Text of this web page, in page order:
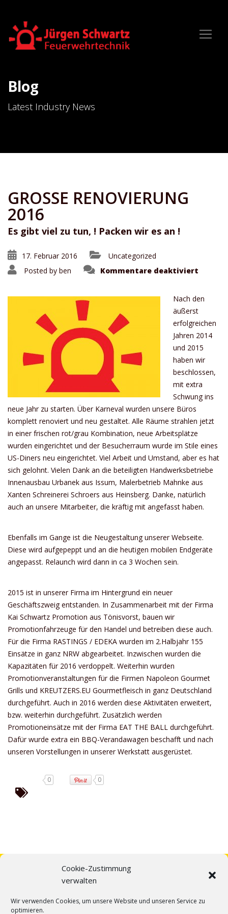
Cookie-Zustimmung
verwalten
Wir verwenden Cookies, um unsere Website und unseren Service zu
optimieren.
Blog
Latest Industry News
GROSSE RENOVIERUNG
2016
Es gibt viel zu tun, ! Packen wir es an !
17. Februar 2016
Uncategorized
Posted by ben Kommentare deaktiviert
Nach den
äußerst
erfolgreichen
Jahren 2014
und 2015
haben wir
beschlossen,
mit extra
Schwung ins
neue Jahr zu starten. Über Karneval wurden unsere Büros
komplett renoviert und neu gestaltet. Alle Räume strahlen jetzt
in einer frischen rot/grau Kombination, neue Arbeitsplätze
wurden eingerichtet und der Besucherraum wurde im Stile eines
US-Diners neu eingerichtet. Viel Arbeit und Umstand, aber es hat
sich gelohnt. Vielen Dank an die beteiligten Handwerksbetriebe
Innenausbau Urbanek aus Issum, Malerbetrieb Mahnke aus
Xanten Schreinerei Schroers aus Heinsberg. Danke, natürlich
auch an unsere Mitarbeiter, die kräftig mit angefasst haben.
Ebenfalls im Gange ist die Neugestaltung unserer Webseite.
Diese wird aufgepeppt und an die heutigen mobilen Endgeräte
angepasst. Relaunch wird dann in ca 3 Wochen sein.
2015 ist in unserer Firma im Hintergrund ein neuer
Geschäftszweig entstanden. In Zusammenarbeit mit der Firma
Kai Schwartz Promotion aus Tönisvorst, bauen wir
Promotionfahrzeuge für den Handel und betreiben diese auch.
Für die Firma RASTINGS / EDEKA wurden im 2.Halbjahr 155
Einsätze in ganz NRW abgearbeitet. Inzwischen wurden die
Kapazitäten für 2016 verdoppelt. Weiterhin wurden
Promotionveranstaltungen für die Firmen Napoleon Gourmet
Grills und KREUTZERS.EU Gourmetfleisch in ganz Deutschland
durchgeführt. Auch in 2016 werden diese Aktivitäten erweitert,
bzw. weiterhin durchgeführt. Zusätzlich werden
Promotioneinsätze mit der Firma EAT THE BALL durchgeführt.
Dafür wurde extra ein BBQ-Verandawagen beschafft und nach
unseren Vorstellungen in unserer Werkstatt ausgerüstet.
0 0